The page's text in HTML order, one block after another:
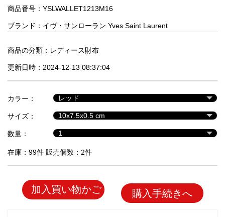
人
気
商
セ
ル
品
商品番号：YSLWALLET1213M16
ブランド： イヴ・サンローラン Yves Saint Laurent
商品の分類： レディース財布
更新日時：2024-12-13 08:37:04
カラー：
サイズ：
数量：
在庫：99件 販売個数：2件
加入買い物かご 購入手続きへ